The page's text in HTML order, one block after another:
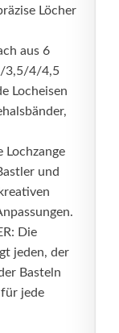
Löcher
aus 6
3,5/4/4,5
Locheisen
Lochzange
und
Die
jeden, der
Basteln
jede